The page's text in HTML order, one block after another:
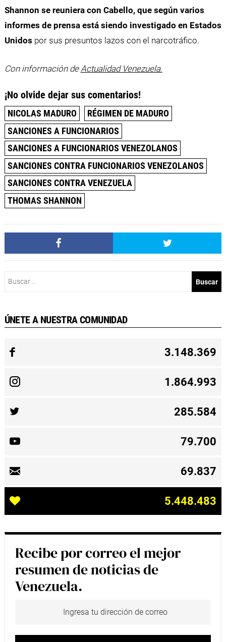
Shannon se reuniera con Cabello, que según varios
informes de prensa está siendo investigado en Estados
Unidos por sus presuntos lazos con el narcotráfico.
Con información de Actualidad Venezuela.
¡No olvide dejar sus comentarios!
NICOLAS MADURO
RÉGIMEN DE MADURO
SANCIONES A FUNCIONARIOS
SANCIONES A FUNCIONARIOS VENEZOLANOS
SANCIONES CONTRA FUNCIONARIOS VENEZOLANOS
SANCIONES CONTRA VENEZUELA
THOMAS SHANNON
ÚNETE A NUESTRA COMUNIDAD
3.148.369
1.864.993
285.584
79.700
69.837
5.448.483
Recibe por correo el mejor
resumen de noticias de
Venezuela.